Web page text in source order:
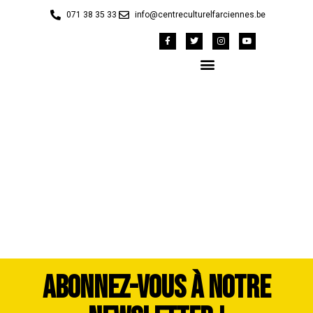
071 38 35 33 info@centreculturelfarciennes.be
ABONNEZ-VOUS À NOTRE